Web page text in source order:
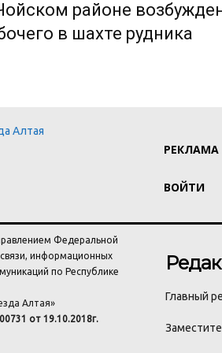
районе
в шахте рудника
РЕКЛАМА
ВОЙТИ
Федеральной
информационных
по Республике
Алтая»
от 19.10.2018г.
Главный